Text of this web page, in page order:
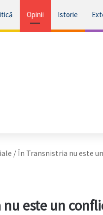
Opinii Istorie
/În Transnistria nu este
este un